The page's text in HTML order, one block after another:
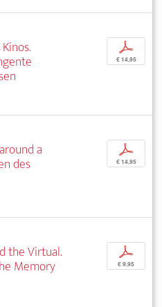
p
€ 14,95
a
des
p
€ 14,95
the Virtual.
Memory
p
€ 9,95